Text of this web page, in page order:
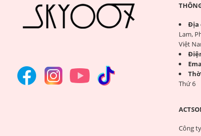
Địa
Lam,
Việt
Thứ 6
Công